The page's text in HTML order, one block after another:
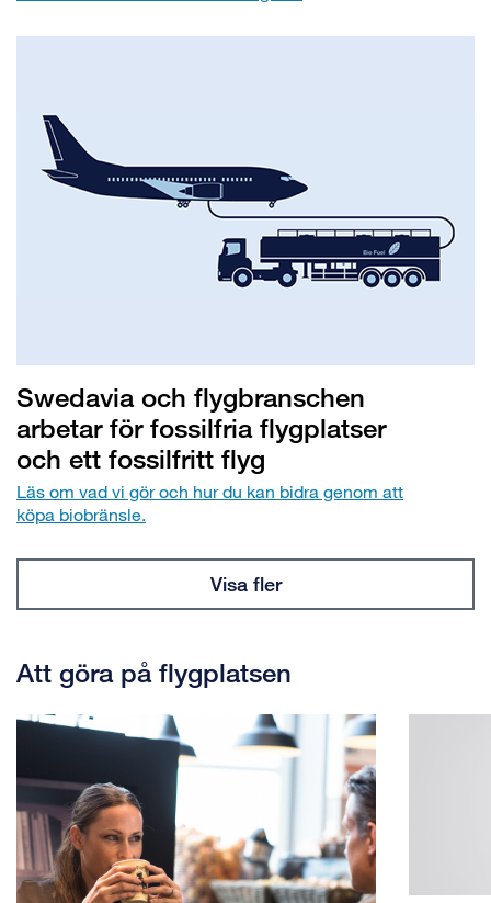
Swedavia och flygbranschen
arbetar för fossilfria flygplatser
och ett fossilfritt flyg
Läs om vad vi gör och hur du kan bidra genom att
köpa biobränsle.
Visa fler
Att göra på flygplatsen